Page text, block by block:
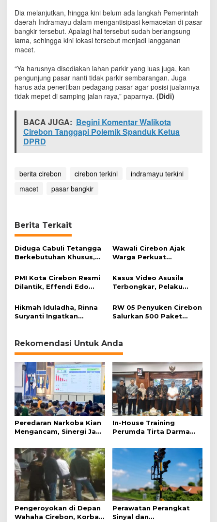
u
L
a
n
g
n
a
n
M
e
t
Dia melanjutkan, hingga kini belum ada langkah Pemerintah
daerah Indramayu dalam mengantisipasi kemacetan di pasar
bangkir tersebut. Apalagi hal tersebut sudah berlangsung
lama, sehingga kini lokasi tersebut menjadi langganan
macet.
“Ya harusnya disediakan lahan parkir yang luas juga, kan
pengunjung pasar nanti tidak parkir sembarangan. Juga
harus ada penertiban pedagang pasar agar posisi jualannya
tidak mepet di samping jalan raya,” paparnya. (Didi)
BACA JUGA: Begini Komentar Walikota
Cirebon Tanggapi Polemik Spanduk Ketua
DPRD
berita cirebon cirebon terkini
indramayu terkini
macet
pasar bangkir
Berita Terkait
Diduga Cabuli Tetangga
Berkebutuhan Khusus,
Wawali Cirebon Ajak
Warga Perkuat
Momentum Harjad ke-
599
PMI Kota Cirebon Resmi
Dilantik, Effendi Edo
Bencana
Kasus Video Asusila
Terbongkar, Pelaku
Korban Baru
Hikmah Iduladha, Rinna
Suryanti Ingatkan
RW 05 Penyuken Cirebon
Salurkan 500 Paket
Rekomendasi Untuk Anda
Peredaran Narkoba Kian
Mengancam, Sinergi Jadi
In-House Training
Perumda Tirta Darma
dan Profesionalisme
Pengeroyokan di Depan
Wahaha Cirebon, Korban
Perawatan Perangkat
Sinyal dan